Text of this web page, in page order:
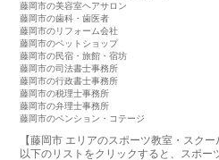
藤岡市の美容室ヘアサロン
藤岡市の歯科・歯医者
藤岡市のリフォーム会社
藤岡市のペットショップ
藤岡市の民宿・旅館・宿坊
藤岡市の司法書士事務所
藤岡市の行政書士事務所
藤岡市の税理士事務所
藤岡市の弁理士事務所
藤岡市のペンション・コテージ
【藤岡市 エリアのスポーツ教室・スクー
以下のリストをクリックすると、スポ